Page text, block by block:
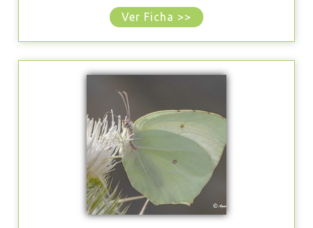
Ver Ficha >>